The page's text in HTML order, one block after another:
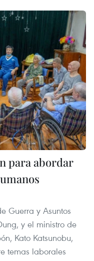
para abordar
Guerra y Asuntos
y el ministro de
Kato Katsunobu,
temas laborales